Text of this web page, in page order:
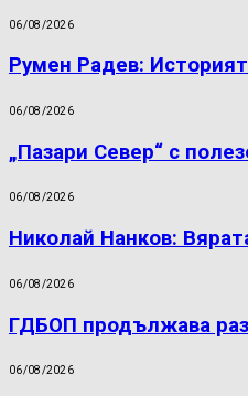
06/08/2026
Румен Радев:
06/08/2026
„Пазари Север“ с
06/08/2026
Николай Нанков:
06/08/2026
ГДБОП продължава
06/08/2026